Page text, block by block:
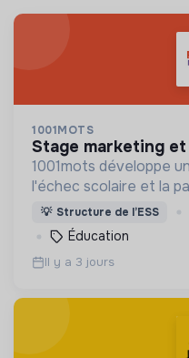
1001MOTS
stage marketing
1001mots développe
l'échec scolaire et la
enfants les 1000
leur entrée à l'école à 3
💡 Structure de l’ESS
Éducation
Il y a 3 jours